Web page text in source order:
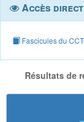
Accès direct
Fascicules du
Résultats de